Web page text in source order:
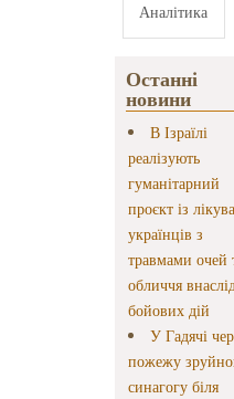
Аналітика
Останні
новини
В Ізраїлі
реалізують
гуманітарний
проєкт із
українців з
травмами очей
обличчя
бойових дій
У Гадячі
пожежу
синагогу біля